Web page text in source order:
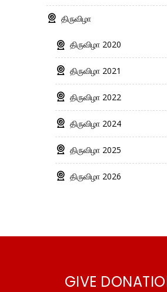
திருவிழா
திருவிழா 2020
திருவிழா 2021
திருவிழா 2022
திருவிழா 2024
திருவிழா 2025
திருவிழா 2026
GIVE